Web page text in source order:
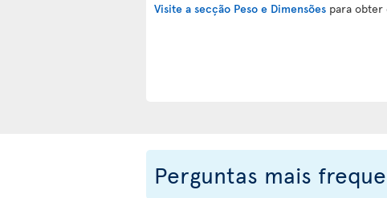
Visite a secção Peso e Dimensões para obter
Perguntas mais